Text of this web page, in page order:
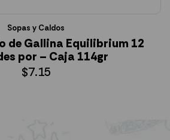
Sopas y Caldos
de Gallina Equilibrium 12
por – Caja 114gr
$7.15